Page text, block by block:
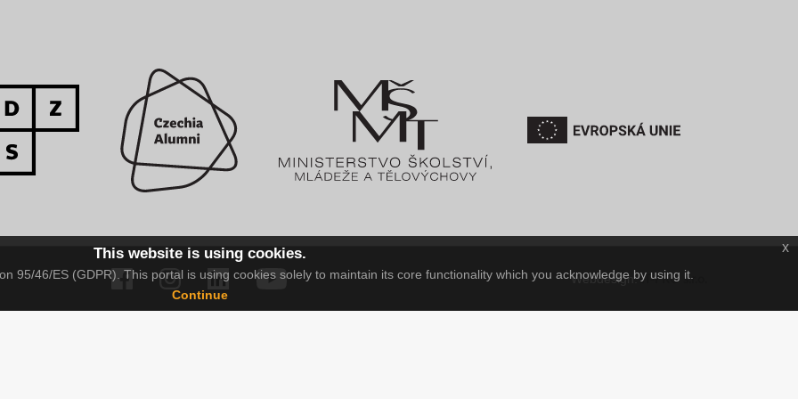
Webdesign:IT-PRO s.r.o.
This website is using cookies.
95/46/ES (GDPR). This portal is using cookies solely to maintain its core functionality which you acknowledge by using it.
Continue
x